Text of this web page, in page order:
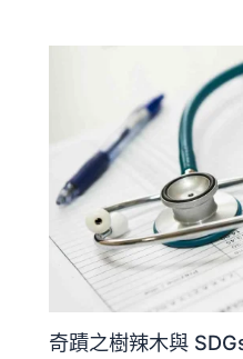
奇蹟之樹辣木與